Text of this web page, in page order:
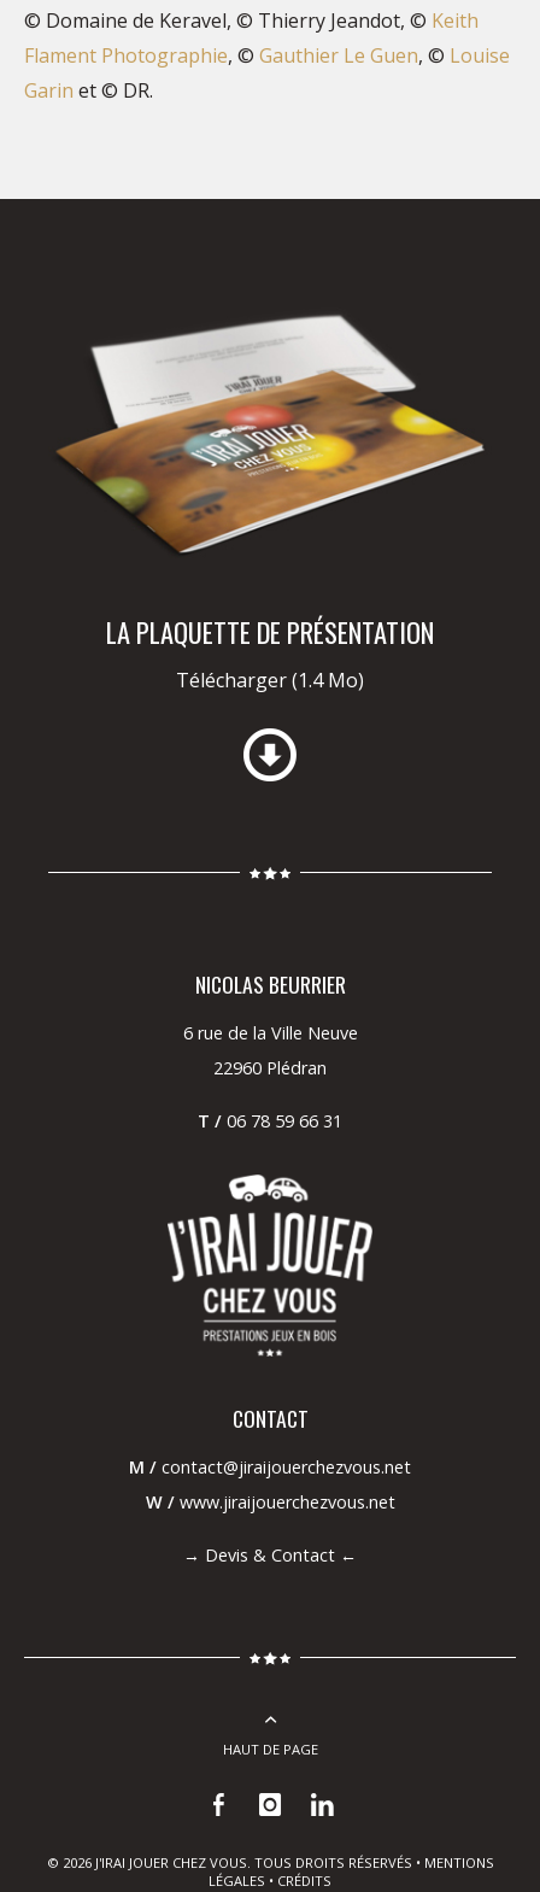
© Domaine de Keravel, © Thierry Jeandot, © Keith
Flament Photographie, © Gauthier Le Guen, © Louise
Garin et © DR.
LA PLAQUETTE DE PRÉSENTATION
Télécharger(1.4 Mo)
NICOLAS BEURRIER
6 rue de la Ville Neuve
22960 Plédran
T / 06 78 59 66 31
CONTACT
M / contact@jiraijouerchezvous.net
W / www.jiraijouerchezvous.net
→ Devis & Contact ←
HAUT DE PAGE
© 2026 J'IRAI JOUER CHEZ VOUS. TOUS DROITS RÉSERVÉS • MENTIONS
LÉGALES • CRÉDITS